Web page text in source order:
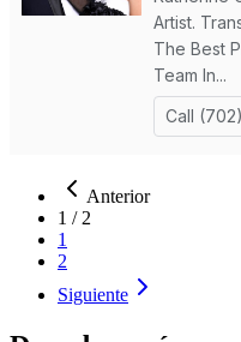
Anterior
1 / 2
1
2
Siguiente